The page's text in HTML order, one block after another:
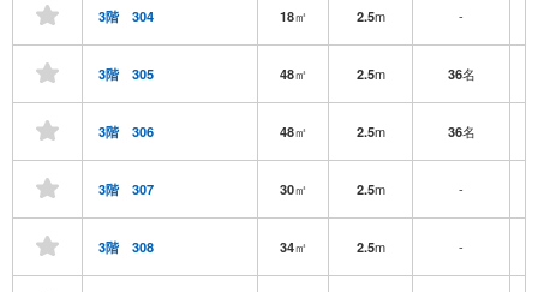
3階 304 18㎡ 2.5m -
3階 305 48㎡ 2.5m 36名
3階 306 48㎡ 2.5m 36名
3階 307 30㎡ 2.5m -
3階 308 34㎡ 2.5m -